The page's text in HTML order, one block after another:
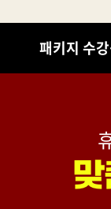
패키지 수